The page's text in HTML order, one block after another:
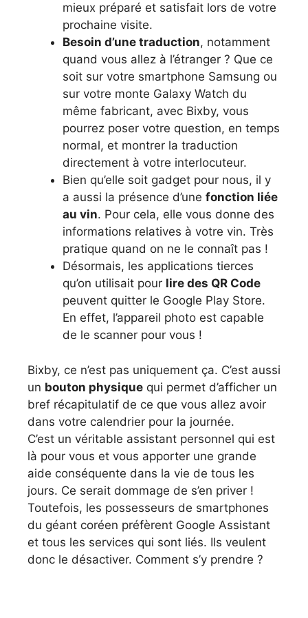
mieux préparé et satisfait lors de votre
prochaine visite.
Besoin d’une traduction, notamment
quand vous allez à l’étranger ? Que ce
soit sur votre smartphone Samsung ou
sur votre monte Galaxy Watch du
même fabricant, avec Bixby, vous
pourrez poser votre question, en temps
normal, et montrer la traduction
directement à votre interlocuteur.
Bien qu’elle soit gadget pour nous, il y
a aussi la présence d’une fonction liée
au vin. Pour cela, elle vous donne des
informations relatives à votre vin. Très
pratique quand on ne le connaît pas !
Désormais, les applications tierces
qu’on utilisait pour lire des QR Code
peuvent quitter le Google Play Store.
En effet, l’appareil photo est capable
de le scanner pour vous !
Bixby, ce n’est pas uniquement ça. C’est aussi
un bouton physique qui permet d’afficher un
bref récapitulatif de ce que vous allez avoir
dans votre calendrier pour la journée.
C’est un véritable assistant personnel qui est
là pour vous et vous apporter une grande
aide conséquente dans la vie de tous les
jours. Ce serait dommage de s’en priver !
Toutefois, les possesseurs de smartphones
du géant coréen préfèrent Google Assistant
et tous les services qui sont liés. Ils veulent
donc le désactiver. Comment s’y prendre ?